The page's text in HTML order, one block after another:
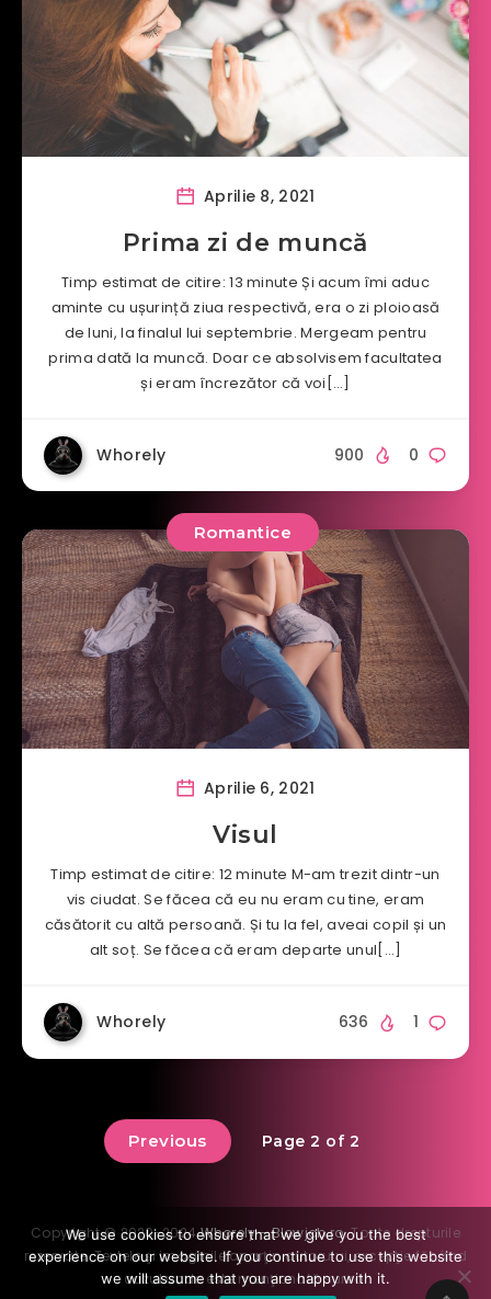
Aprilie 8, 2021
Prima zi de muncă
Timp estimat de citire: 13 minute Și acum îmi aduc
aminte cu ușurință ziua respectivă, era o zi ploioasă
de luni, la finalul lui septembrie. Mergeam pentru
prima dată la muncă. Doar ce absolvisem facultatea
și eram încrezător că voi[…]
Whorely 0
900
Romantice
Aprilie 6, 2021
Visul
Timp estimat de citire: 12 minute M-am trezit dintr-un
vis ciudat. Se făcea că eu nu eram cu tine, eram
căsătorit cu altă persoană. Și tu la fel, aveai copil și un
alt soț. Se făcea că eram departe unul[…]
Whorely 1
636
Previous Page 2 of 2
Copyright © 2020-2024Whorely - Blowjob.ro. Toate drepturile
rezervate. Textele şi imaginile aparţin autorului, excepţie făcând
cazul unde este menţionată sursa.
We use cookies to ensure that we give you the best
experience on our website. If you continue to use this website
we will assume that you are happy with it.